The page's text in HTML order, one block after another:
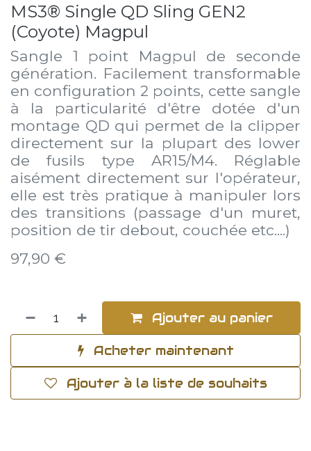
MS3® Single QD Sling GEN2
(Coyote) Magpul
Sangle 1 point Magpul de seconde
génération. Facilement transformable
en configuration 2 points, cette sangle
à la particularité d'être dotée d'un
montage QD qui permet de la clipper
directement sur la plupart des lower
de fusils type AR15/M4. Réglable
aisément directement sur l'opérateur,
elle est très pratique à manipuler lors
des transitions (passage d'un muret,
position de tir debout, couchée etc....)
97,90 €
Ajouter au panier
Acheter maintenant
Ajouter à la liste de souhaits